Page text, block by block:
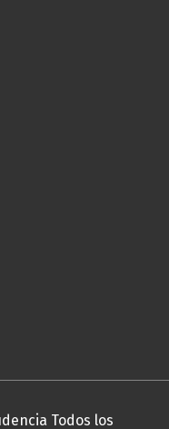
Todos los